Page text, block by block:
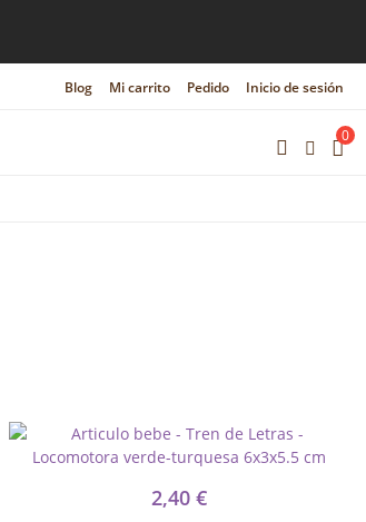
Blog Mi carrito Pedido Inicio de sesión
0
2,40 €